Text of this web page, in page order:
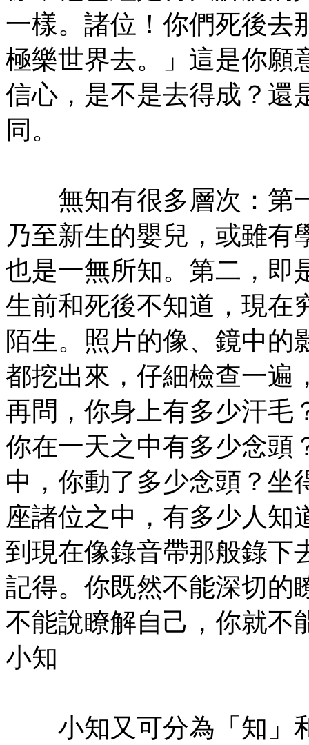
一樣。諸位！你們死後去
極樂世界去。」這是你願
信心，是不是去得成？還
同。
無知有很多層次：第
乃至新生的嬰兒，或雖有
也是一無所知。第二，即
生前和死後不知道，現在
陌生。照片的像、鏡中的
都挖出來，仔細檢查一遍
再問，你身上有多少汗毛
你在一天之中有多少念頭
中，你動了多少念頭？坐
座諸位之中，有多少人知
到現在像錄音帶那般錄下
記得。你既然不能深切的
不能說瞭解自己，你就
小知
小知又可分為「知」